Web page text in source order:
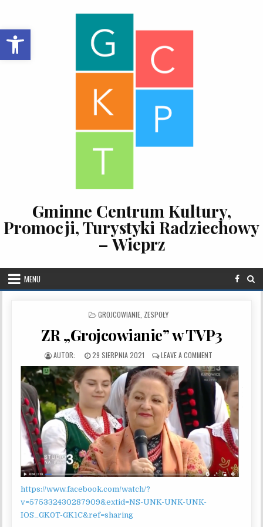
Open toolbar
Gminne Centrum Kultury,
Promocji, Turystyki Radziechowy
– Wieprz
MENU
POSTED IN
GROJCOWIANIE ZESPOŁY
ZR „Grojcowianie” w TVP3
PUBLISHED DATE:
29 SIERPNIA 2021 LEAVE A COMMENT
https://www.facebook.com/watch/?
v=575332430287909&extid=NS-UNK-UNK-UNK-
IOS_GK0T-GK1C&ref=sharing